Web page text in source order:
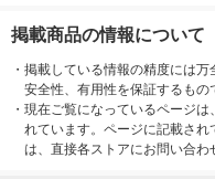
掲載商品の情報について
・ 掲載している情報の精度には万
安全性、有用性を保証するもの
・ 現在ご覧になっているページ
れています。ページに記載さ
は、直接各ストアにお問い合わ